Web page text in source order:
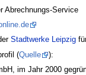
Abrechnungs-Service
Stadtwerke Leipzig
(Quelle
):
im Jahr 2000